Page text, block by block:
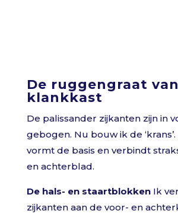
De ruggengraat
klankkast
De palissander zijkanten zijn in
gebogen. Nu bouw ik de
vormt de basis en verbindt
en achterblad.
De hals- en staartblokkenIk
zijkanten aan de voor- en